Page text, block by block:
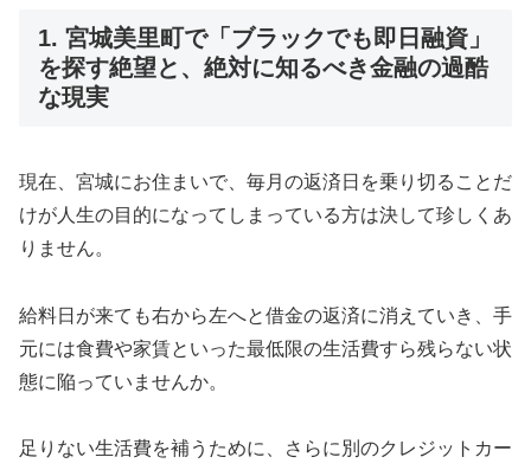
1. 宮城美里町で「ブラックでも即日融資」
を探す絶望と、絶対に知るべき金融の過酷
な現実
現在、宮城にお住まいで、毎月の返済日を乗り切ることだ
けが人生の目的になってしまっている方は決して珍しくあ
りません。
給料日が来ても右から左へと借金の返済に消えていき、手
元には食費や家賃といった最低限の生活費すら残らない状
態に陥っていませんか。
足りない生活費を補うために、さらに別のクレジットカー